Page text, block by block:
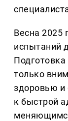
Весна 2025
испытаний
Подготовка
только
здоровью и
к быстрой